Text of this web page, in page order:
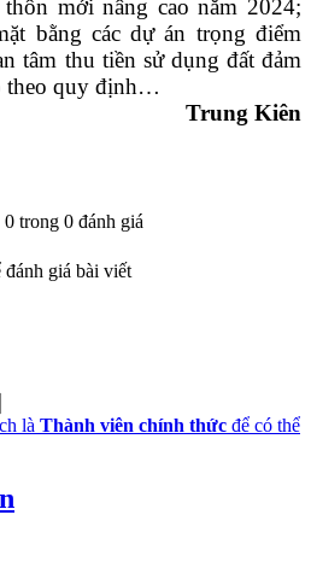
mới nâng cao năm 2024;
bằng các dự án trọng điểm
tâm thu tiền sử dụng đất đảm
theo quy định…
Trung Kiên
trong 0 đánh giá
giá bài viết
là Thành viên chính thức để có thể